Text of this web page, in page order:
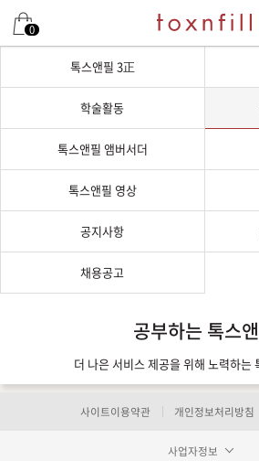
0
톡스앤필 3正
학술활동
톡스앤필 앰버서더
톡스앤필 영상
공지사항
채용공고
공부하는 톡스
더 나은 서비스 제공을 위해 노력하는
사이트이용약관 개인정보처리방침
사업자정보